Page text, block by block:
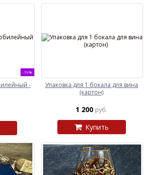
-19%
-
Упаковка для 1 бокала для вина
(картон)
1 200 руб.
Купить